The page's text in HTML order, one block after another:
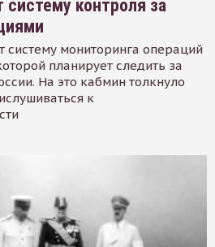
контроля за
систему мониторинга операций
планирует следить за
На это кабмин толкнуло
к